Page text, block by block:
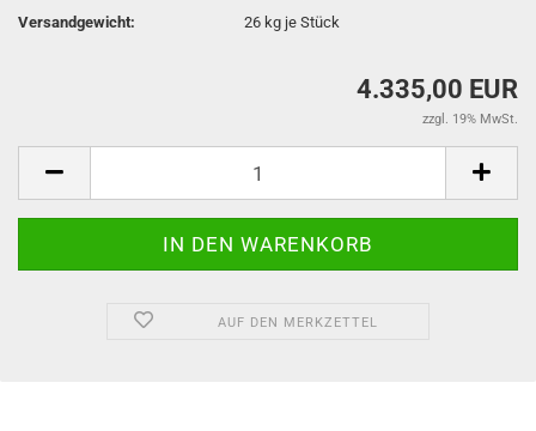
Versandgewicht:
26 kg je Stück
4.335,00 EUR
zzgl. 19% MwSt.
AUF DEN MERKZETTEL